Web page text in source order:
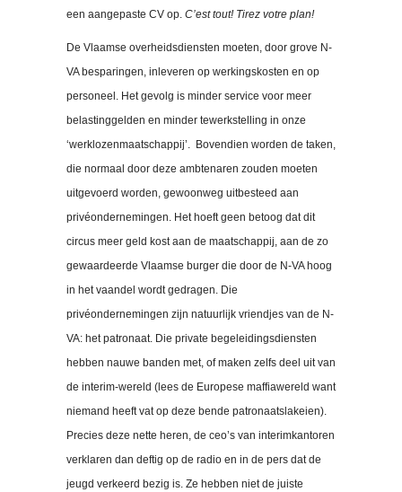
een aangepaste CV op. C’est tout! Tirez votre plan!
De Vlaamse overheidsdiensten moeten, door grove N-
VA besparingen, inleveren op werkingskosten en op
personeel. Het gevolg is minder service voor meer
belastinggelden en minder tewerkstelling in onze
‘werklozenmaatschappij’. Bovendien worden de taken,
die normaal door deze ambtenaren zouden moeten
uitgevoerd worden, gewoonweg uitbesteed aan
privéondernemingen. Het hoeft geen betoog dat dit
circus meer geld kost aan de maatschappij, aan de zo
gewaardeerde Vlaamse burger die door de N-VA hoog
in het vaandel wordt gedragen. Die
privéondernemingen zijn natuurlijk vriendjes van de N-
VA: het patronaat. Die private begeleidingsdiensten
hebben nauwe banden met, of maken zelfs deel uit van
de interim-wereld (lees de Europese maffiawereld want
niemand heeft vat op deze bende patronaatslakeien).
Precies deze nette heren, de ceo’s van interimkantoren
verklaren dan deftig op de radio en in de pers dat de
jeugd verkeerd bezig is. Ze hebben niet de juiste